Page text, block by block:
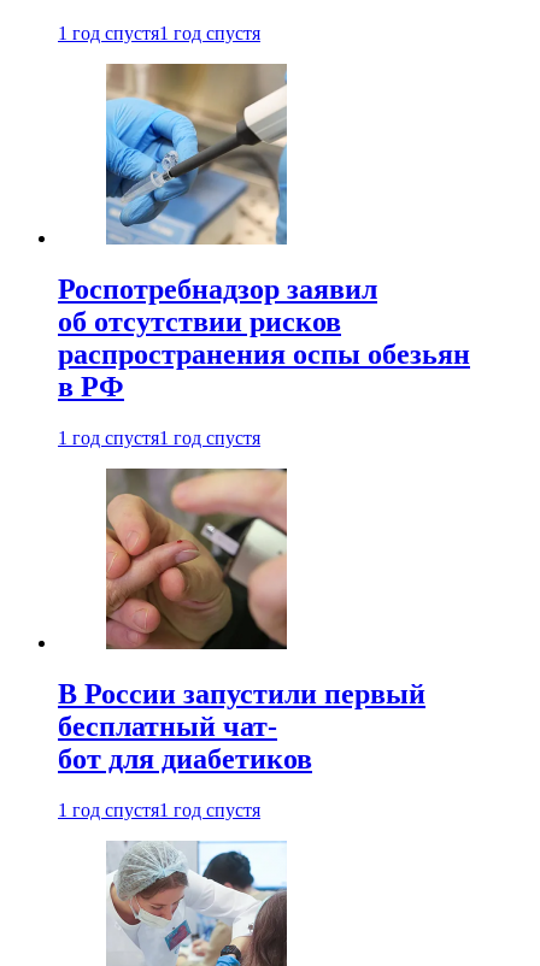
1 год спустя1 год спустя
Роспотребнадзор заявил
об отсутствии рисков
распространения оспы обезьян
в РФ
1 год спустя1 год спустя
В России запустили первый
бесплатный чат-
бот для диабетиков
1 год спустя1 год спустя